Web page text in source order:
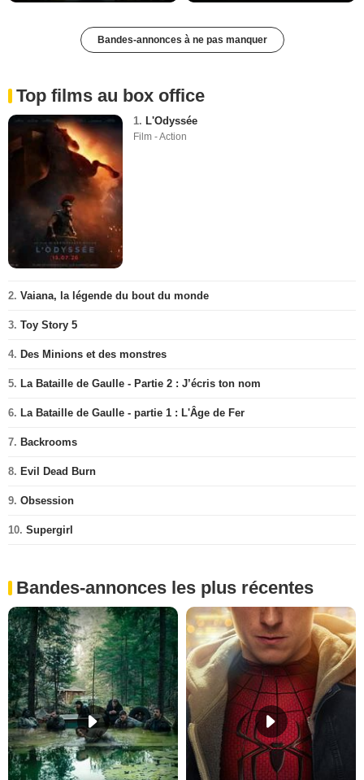
Bandes-annonces à ne pas manquer
Top films au box office
1. L'Odyssée
Film - Action
2. Vaiana, la légende du bout du monde
3. Toy Story 5
4. Des Minions et des monstres
5. La Bataille de Gaulle - Partie 2 : J’écris ton nom
6. La Bataille de Gaulle - partie 1 : L'Âge de Fer
7. Backrooms
8. Evil Dead Burn
9. Obsession
10. Supergirl
Bandes-annonces les plus récentes